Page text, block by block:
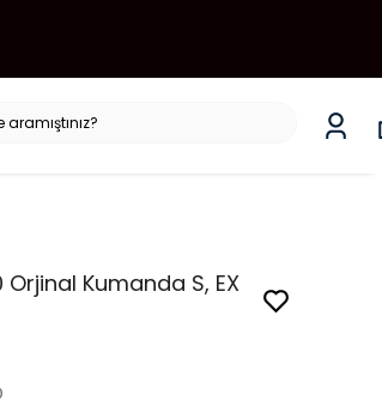
Orjinal Kumanda S, EX